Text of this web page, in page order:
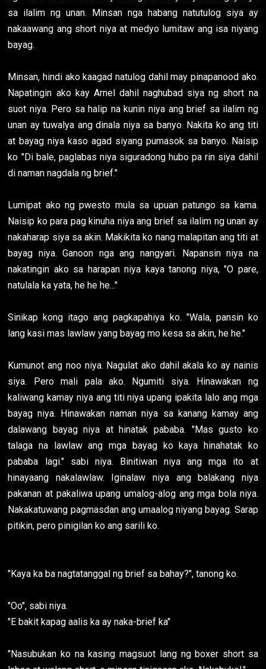
sa ilalim ng unan. Minsan nga habang natutulog siya ay
nakaawang ang short niya at medyo lumitaw ang isa niyang
bayag.
Minsan, hindi ako kaagad natulog dahil may pinapanood ako.
Napatingin ako kay Arnel dahil naghubad siya ng short na
suot niya. Pero sa halip na kunin niya ang brief sa ilalim ng
unan ay tuwalya ang dinala niya sa banyo. Nakita ko ang titi
at bayag niya kaso agad siyang pumasok sa banyo. Naisip
ko "Di bale, paglabas niya siguradong hubo pa rin siya dahil
di naman nagdala ng brief."
Lumipat ako ng pwesto mula sa upuan patungo sa kama.
Naisip ko para pag kinuha niya ang brief sa ilalim ng unan ay
nakaharap siya sa akin. Makikita ko nang malapitan ang titi at
bayag niya. Ganoon nga ang nangyari. Napansin niya na
nakatingin ako sa harapan niya kaya tanong niya, "O pare,
natulala ka yata, he he he..."
Sinikap kong itago ang pagkapahiya ko. "Wala, pansin ko
lang kasi mas lawlaw yang bayag mo kesa sa akin, he he."
Kumunot ang noo niya. Nagulat ako dahil akala ko ay nainis
siya. Pero mali pala ako. Ngumiti siya. Hinawakan ng
kaliwang kamay niya ang titi niya upang ipakita lalo ang mga
bayag niya. Hinawakan naman niya sa kanang kamay ang
dalawang bayag niya at hinatak pababa. "Mas gusto ko
talaga na lawlaw ang mga bayag ko kaya hinahatak ko
pababa lagi." sabi niya. Binitiwan niya ang mga ito at
hinayaang nakalawlaw. Iginalaw niya ang balakang niya
pakanan at pakaliwa upang umalog-alog ang mga bola niya.
Nakakatuwang pagmasdan ang umaalog niyang bayag. Sarap
pitikin, pero pinigilan ko ang sarili ko.
"Kaya ka ba nagtatanggal ng brief sa bahay?", tanong ko.
"Oo", sabi niya.
"E bakit kapag aalis ka ay naka-brief ka"
"Nasubukan ko na kasing magsuot lang ng boxer short sa